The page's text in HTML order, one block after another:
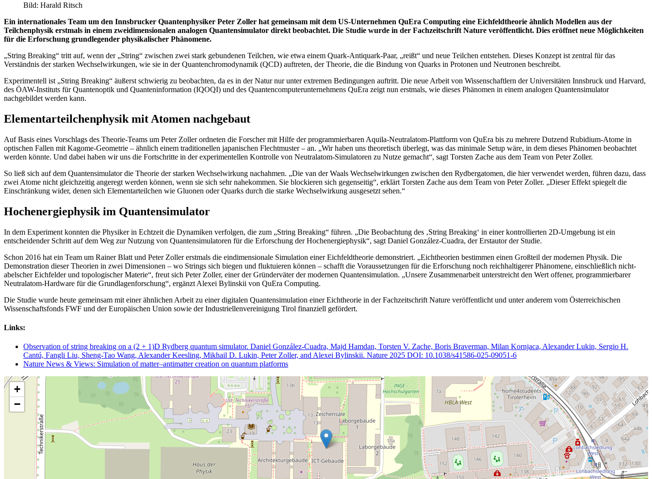
Bild: Harald Ritsch
Ein internationales Team um den Innsbrucker Quantenphysiker Peter Zoller hat gemeinsam mit dem US-Unternehmen QuEra Computing eine Eichfeldtheorie ähnlich Modellen aus der
Teilchenphysik erstmals in einem zweidimensionalen analogen Quantensimulator direkt beobachtet. Die Studie wurde in der Fachzeitschrift Nature veröffentlicht. Dies eröffnet neue Möglichkeiten
für die Erforschung grundlegender physikalischer Phänomene.
„String Breaking“ tritt auf, wenn der „String“ zwischen zwei stark gebundenen Teilchen, wie etwa einem Quark-Antiquark-Paar, „reißt“ und neue Teilchen entstehen. Dieses Konzept ist zentral für das
Verständnis der starken Wechselwirkungen, wie sie in der Quantenchromodynamik (QCD) auftreten, der Theorie, die die Bindung von Quarks in Protonen und Neutronen beschreibt.
Experimentell ist „String Breaking“ äußerst schwierig zu beobachten, da es in der Natur nur unter extremen Bedingungen auftritt. Die neue Arbeit von Wissenschaftlern der Universitäten Innsbruck und Harvard,
des ÖAW-Instituts für Quantenoptik und Quanteninformation (IQOQI) und des Quantencomputerunternehmens QuEra zeigt nun erstmals, wie dieses Phänomen in einem analogen Quantensimulator
nachgebildet werden kann.
Elementarteilchenphysik mit Atomen nachgebaut
Auf Basis eines Vorschlags des Theorie-Teams um Peter Zoller ordneten die Forscher mit Hilfe der programmierbaren Aquila-Neutralatom-Plattform von QuEra bis zu mehrere Dutzend Rubidium-Atome in
optischen Fallen mit Kagome-Geometrie – ähnlich einem traditionellen japanischen Flechtmuster – an. „Wir haben uns theoretisch überlegt, was das minimale Setup wäre, in dem dieses Phänomen beobachtet
werden könnte. Und dabei haben wir uns die Fortschritte in der experimentellen Kontrolle von Neutralatom-Simulatoren zu Nutze gemacht“, sagt Torsten Zache aus dem Team von Peter Zoller.
So ließ sich auf dem Quantensimulator die Theorie der starken Wechselwirkung nachahmen. „Die van der Waals Wechselwirkungen zwischen den Rydbergatomen, die hier verwendet werden, führen dazu, dass
zwei Atome nicht gleichzeitig angeregt werden können, wenn sie sich sehr nahekommen. Sie blockieren sich gegenseitig“, erklärt Torsten Zache aus dem Team von Peter Zoller. „Dieser Effekt spiegelt die
Einschränkung wider, denen sich Elementarteilchen wie Gluonen oder Quarks durch die starke Wechselwirkung ausgesetzt sehen.“
Hochenergiephysik im Quantensimulator
In dem Experiment konnten die Physiker in Echtzeit die Dynamiken verfolgen, die zum „String Breaking“ führen. „Die Beobachtung des ‚String Breaking‘ in einer kontrollierten 2D-Umgebung ist ein
entscheidender Schritt auf dem Weg zur Nutzung von Quantensimulatoren für die Erforschung der Hochenergiephysik“, sagt Daniel González-Cuadra, der Erstautor der Studie.
Schon 2016 hat ein Team um Rainer Blatt und Peter Zoller erstmals die eindimensionale Simulation einer Eichfeldtheorie demonstriert. „Eichtheorien bestimmen einen Großteil der modernen Physik. Die
Demonstration dieser Theorien in zwei Dimensionen – wo Strings sich biegen und fluktuieren können – schafft die Voraussetzungen für die Erforschung noch reichhaltigerer Phänomene, einschließlich nicht-
abelscher Eichfelder und topologischer Materie“, freut sich Peter Zoller, einer der Gründerväter der modernen Quantensimulation. „Unsere Zusammenarbeit unterstreicht den Wert offener, programmierbarer
Neutralatom-Hardware für die Grundlagenforschung“, ergänzt Alexei Bylinskii von QuEra Computing.
Die Studie wurde heute gemeinsam mit einer ähnlichen Arbeit zu einer digitalen Quantensimulation einer Eichtheorie in der Fachzeitschrift Nature veröffentlicht und unter anderem vom Österreichischen
Wissenschaftsfonds FWF und der Europäischen Union sowie der Industriellenvereinigung Tirol finanziell gefördert.
Links:
Observation of string breaking on a (2 + 1)D Rydberg quantum simulator. Daniel González-Cuadra, Majd Hamdan, Torsten V. Zache, Boris Braverman, Milan Kornjaca, Alexander Lukin, Sergio H.
Cantú, Fangli Liu, Sheng-Tao Wang, Alexander Keesling, Mikhail D. Lukin, Peter Zoller, and Alexei Bylinskii. Nature 2025 DOI: 10.1038/s41586-025-09051-6
Nature News & Views: Simulation of matter–antimatter creation on quantum platforms
+
−